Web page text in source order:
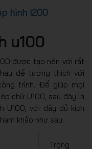
hình i200
u100
được tạo nên với rất
để tương thích với
trình. Để giúp mọi
chữ U100, sau đây là
U100, với đầy đủ kích
khảo như sau:
Trọng